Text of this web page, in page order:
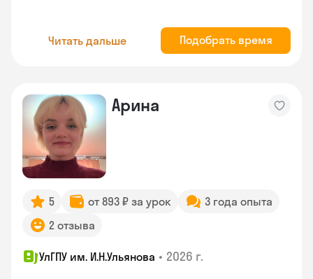
Читать дальше Подобрать время
Арина
5 от 893 ₽ за урок
3 года опыта
2 отзыва
УлГПУ им. И.Н.Ульянова • 2026 г.